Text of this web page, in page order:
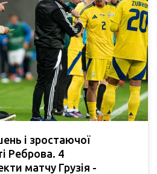
і зростаючої
Реброва. 4
матчу Грузія -